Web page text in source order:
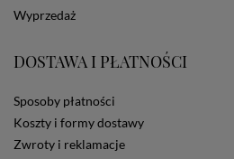
zamieszczane w urządzeniu
stosowanie plików cookies
ustawienia swojej przeglądarki.
Wyprzedaż
DOSTAWA I PŁATNOŚCI
Sposoby płatności
Koszty i formy dostawy
Zwroty i reklamacje